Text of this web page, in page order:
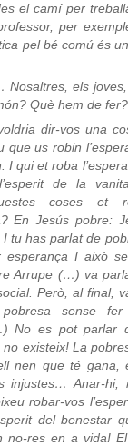
el camí per
per
pel bé comú és
Nosaltres, els
Què hem de fer?
dir-vos una
que us robin
I qui et roba
de la
coses et
En Jesús pobre:
tu has parlat de
I això
Arrupe (…) va
Però, al final,
sense fer
No es pot parlar
existeix! La
nen que té gana,
injustes… Anar-hi,
robar-vos
del benestar
no-res en a vida!